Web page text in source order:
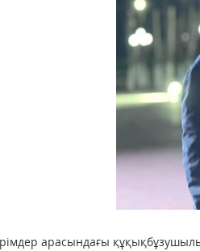
арасындағы